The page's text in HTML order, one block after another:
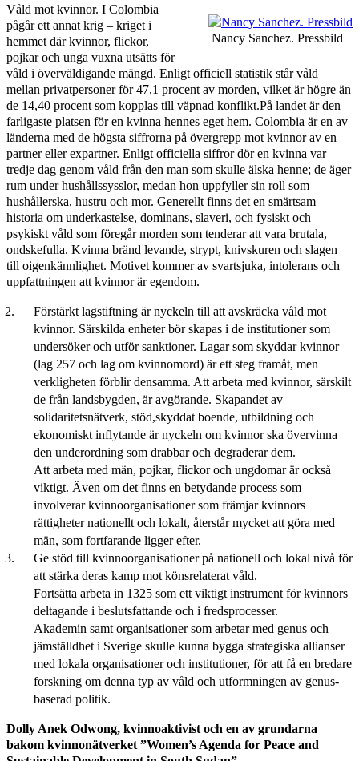
Nancy Sanchez. Pressbild
Våld mot kvinnor. I Colombia
pågår ett annat krig – kriget i
hemmet där kvinnor, flickor,
pojkar och unga vuxna utsätts för
våld i överväldigande mängd. Enligt officiell statistik står våld
mellan privatpersoner för 47,1 procent av morden, vilket är högre än
de 14,40 procent som kopplas till väpnad konflikt.På landet är den
farligaste platsen för en kvinna hennes eget hem. Colombia är en av
länderna med de högsta siffrorna på övergrepp mot kvinnor av en
partner eller expartner. Enligt officiella siffror dör en kvinna var
tredje dag genom våld från den man som skulle älska henne; de äger
rum under hushållssysslor, medan hon uppfyller sin roll som
hushållerska, hustru och mor. Generellt finns det en smärtsam
historia om underkastelse, dominans, slaveri, och fysiskt och
psykiskt våld som föregår morden som tenderar att vara brutala,
ondskefulla. Kvinna bränd levande, strypt, knivskuren och slagen
till oigenkännlighet. Motivet kommer av svartsjuka, intolerans och
uppfattningen att kvinnor är egendom.
Förstärkt lagstiftning är nyckeln till att avskräcka våld mot
kvinnor. Särskilda enheter bör skapas i de institutioner som
undersöker och utför sanktioner. Lagar som skyddar kvinnor
(lag 257 och lag om kvinnomord) är ett steg framåt, men
verkligheten förblir densamma. Att arbeta med kvinnor, särskilt
de från landsbygden, är avgörande. Skapandet av
solidaritetsnätverk, stöd,skyddat boende, utbildning och
ekonomiskt inflytande är nyckeln om kvinnor ska övervinna
den underordning som drabbar och degraderar dem.
Att arbeta med män, pojkar, flickor och ungdomar är också
viktigt. Även om det finns en betydande process som
involverar kvinnoorganisationer som främjar kvinnors
rättigheter nationellt och lokalt, återstår mycket att göra med
män, som fortfarande ligger efter.
Ge stöd till kvinnoorganisationer på nationell och lokal nivå för
att stärka deras kamp mot könsrelaterat våld.
Fortsätta arbeta in 1325 som ett viktigt instrument för kvinnors
deltagande i beslutsfattande och i fredsprocesser.
Akademin samt organisationer som arbetar med genus och
jämställdhet i Sverige skulle kunna bygga strategiska allianser
med lokala organisationer och institutioner, för att få en bredare
forskning om denna typ av våld och utformningen av genus-
baserad politik.
Dolly Anek Odwong, kvinnoaktivist och en av grundarna
bakom kvinnonätverket”Women’s Agenda for Peace and